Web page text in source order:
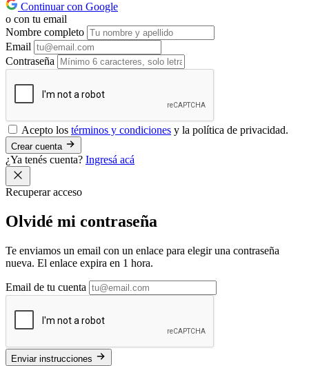
Continuar con Google
o con tu email
Nombre completo
Email
Contraseña
Acepto los términos y condiciones y la política de privacidad.
Crear cuenta
¿Ya tenés cuenta? Ingresá acá
Recuperar acceso
Olvidé mi contraseña
Te enviamos un email con un enlace para elegir una contraseña
nueva. El enlace expira en 1 hora.
Email de tu cuenta
Enviar instrucciones